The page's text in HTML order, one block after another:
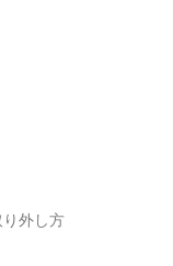
り外し方